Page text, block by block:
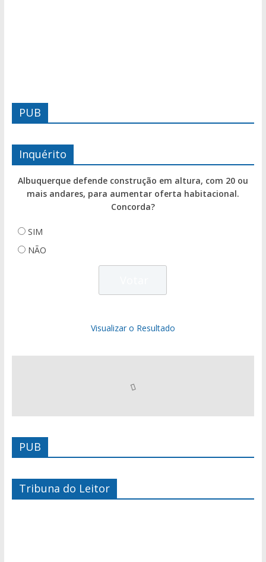
PUB
Inquérito
Albuquerque defende construção em altura, com 20 ou
mais andares, para aumentar oferta habitacional.
Concorda?
SIM
NÃO
Visualizar o Resultado
PUB
Tribuna do Leitor